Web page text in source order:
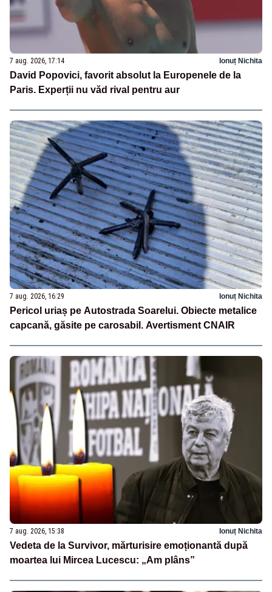
7 aug. 2026, 17:14 Ionuț Nichita
David Popovici, favorit absolut la Europenele de la
Paris. Experții nu văd rival pentru aur
7 aug. 2026, 16:29 Ionuț Nichita
Pericol uriaș pe Autostrada Soarelui. Obiecte metalice
capcană, găsite pe carosabil. Avertisment CNAIR
7 aug. 2026, 15:38 Ionuț Nichita
Vedeta de la Survivor, mărturisire emoționantă după
moartea lui Mircea Lucescu: „Am plâns”